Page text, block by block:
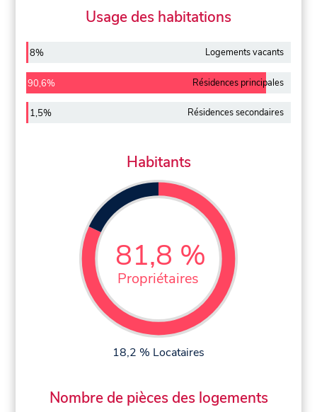
Usage des habitations
8% Logements vacants
90,6% Résidences principales
1,5% Résidences secondaires
Habitants
81,8 %
Propriétaires
18,2 % Locataires
Nombre de pièces des logements